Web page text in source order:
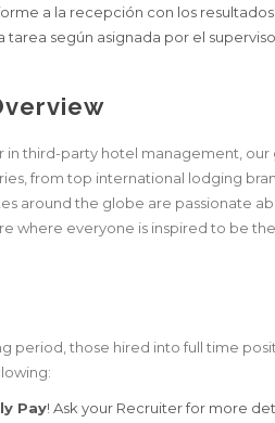
a la recepción con los resultados.
tarea según asignada por el
in third-party hotel management, our
from top international lodging
around the globe are passionate
where everyone is inspired to be
period, those hired into full time
Pay! Ask your Recruiter for more